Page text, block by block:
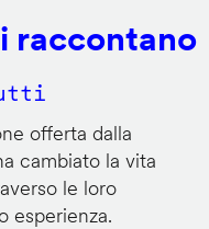
raccontano
offerta dalla
cambiato la vita
le loro
esperienza.